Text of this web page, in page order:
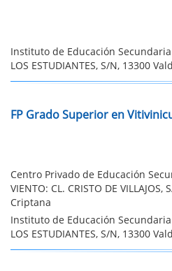
Instituto de Educación Secundaria
LOS ESTUDIANTES, S/N, 13300
FP Grado Superior en
Centro Privado de Educación
VIENTO: CL. CRISTO DE
Criptana
Instituto de Educación Secundaria
LOS ESTUDIANTES, S/N, 13300